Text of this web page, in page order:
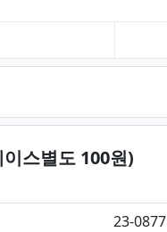
스별도 100원)
23-0877